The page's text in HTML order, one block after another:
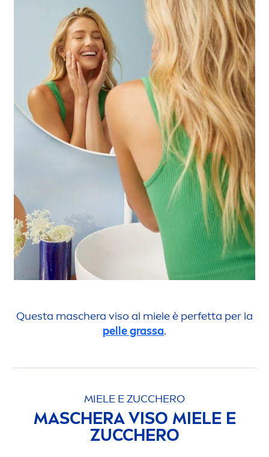
Questa maschera viso al miele è perfetta per la
pelle grassa.
MIELE E ZUCCHERO
MASCHERA VISO MIELE E
ZUCCHERO